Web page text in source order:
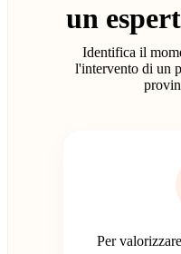
un
Identifica il
l'intervento di un
Per